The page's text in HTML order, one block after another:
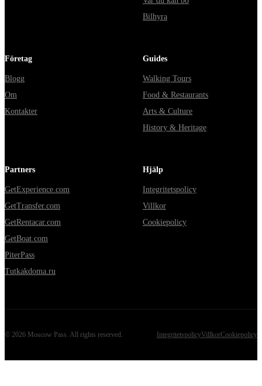
Bilhyra
Företag
Blogg
Om
Kontakter
Guides
Walking Tours
Food & Restaurants
Arts & Culture
History & Heritage
Partners
GetExperience.com
GetTransfer.com
GetRentacar.com
GetBoat.com
PiterPass
Tutkakdoma.ru
Hjälp
Integritetspolicy
Villkor
Cookiepolicy
© 2026 Moscow Pass . All rights reserved. IntegritetspolicyVillkorCookiepolicy